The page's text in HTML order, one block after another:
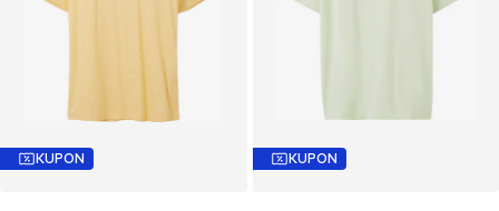
KUPON KUPON